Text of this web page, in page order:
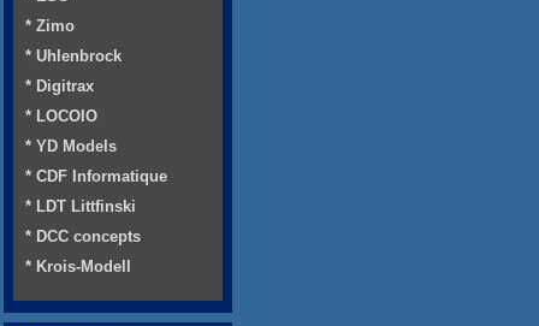
* Zimo
* Uhlenbrock
* Digitrax
* LOCOIO
* YD Models
* CDF Informatique
* LDT Littfinski
* DCC concepts
* Krois-Modell